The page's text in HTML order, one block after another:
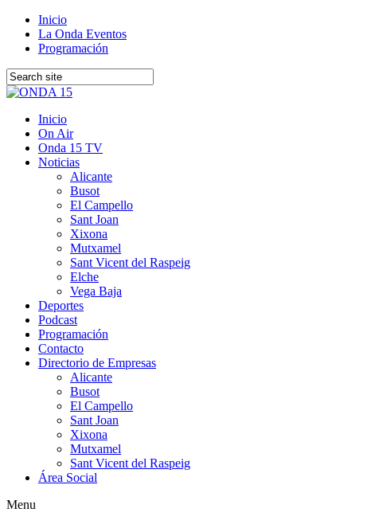
Inicio
La Onda Eventos
Programación
Inicio
On Air
Onda 15 TV
Noticias
Alicante
Busot
El Campello
Sant Joan
Xixona
Mutxamel
Sant Vicent del Raspeig
Elche
Vega Baja
Deportes
Podcast
Programación
Contacto
Directorio de Empresas
Alicante
Busot
El Campello
Sant Joan
Xixona
Mutxamel
Sant Vicent del Raspeig
Área Social
Menu